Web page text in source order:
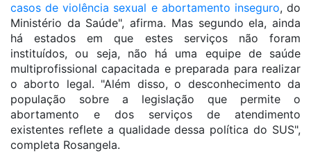
casos de violência sexual e abortamento inseguro, do
Ministério da Saúde", afirma. Mas segundo ela, ainda
há estados em que estes serviços não foram
instituídos, ou seja, não há uma equipe de saúde
multiprofissional capacitada e preparada para realizar
o aborto legal. "Além disso, o desconhecimento da
população sobre a legislação que permite o
abortamento e dos serviços de atendimento
existentes reflete a qualidade dessa política do SUS",
completa Rosangela.